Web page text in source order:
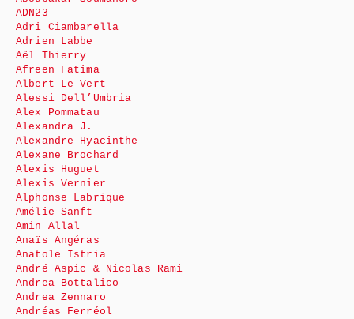
ADN23
Adri Ciambarella
Adrien Labbe
Aël Thierry
Afreen Fatima
Albert Le Vert
Alessi Dell’Umbria
Alex Pommatau
Alexandra J.
Alexandre Hyacinthe
Alexane Brochard
Alexis Huguet
Alexis Vernier
Alphonse Labrique
Amélie Sanft
Amin Allal
Anaïs Angéras
Anatole Istria
André Aspic & Nicolas Rami
Andrea Bottalico
Andrea Zennaro
Andréas Ferréol